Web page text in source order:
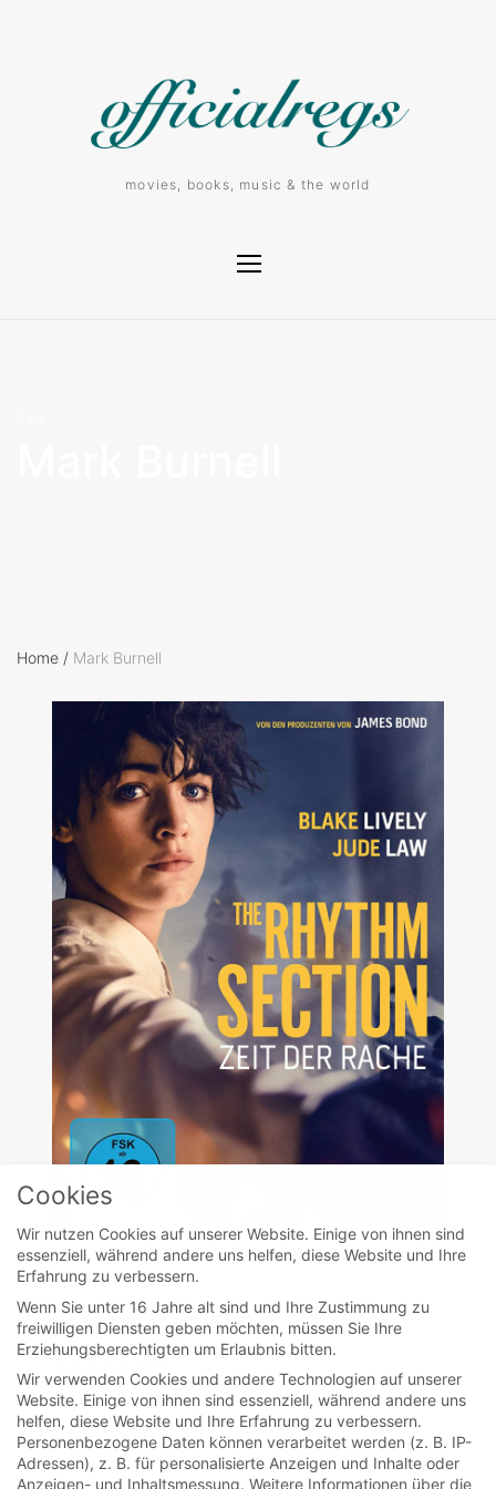
movies, books, music & the world
Home / Mark Burnell
movies
The Rhythm Section
(2020)
Frau geht mit Hilfe eines Ex-Agenten auf
Rachejagd nach dem Täter, der den Tod ihrer
Cookies
Wir nutzen Cookies auf unserer Website. Einige von ihnen sind
essenziell, während andere uns helfen, diese Website und Ihre
Erfahrung zu verbessern.
Wenn Sie unter 16 Jahre alt sind und Ihre Zustimmung zu
freiwilligen Diensten geben möchten, müssen Sie Ihre
Erziehungsberechtigten um Erlaubnis bitten.
Wir verwenden Cookies und andere Technologien auf unserer
Website. Einige von ihnen sind essenziell, während andere uns
helfen, diese Website und Ihre Erfahrung zu verbessern.
Personenbezogene Daten können verarbeitet werden (z. B. IP-
Adressen), z. B. für personalisierte Anzeigen und Inhalte oder
Anzeigen- und Inhaltsmessung. Weitere Informationen über die